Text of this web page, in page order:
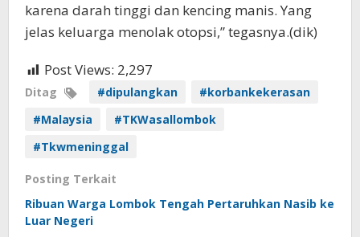
karena darah tinggi dan kencing manis. Yang
jelas keluarga menolak otopsi,” tegasnya.(dik)
Post Views: 2,297
Ditag #dipulangkan
#korbankekerasan
#Malaysia
#TKWasallombok
#Tkwmeninggal
Posting Terkait
Ribuan Warga Lombok Tengah Pertaruhkan Nasib ke
Luar Negeri